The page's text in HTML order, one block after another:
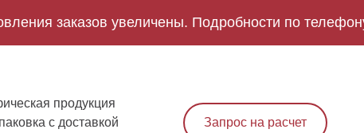
заказов увеличены. Подробности по
продукция
с доставкой
Запрос на расчет